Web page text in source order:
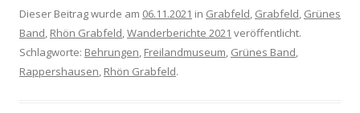
Dieser Beitrag wurde am 06.11.2021 in Grabfeld, Grabfeld, Grünes
Band, Rhön Grabfeld,Wanderberichte 2021 veröffentlicht.
Schlagworte: Behrungen, Freilandmuseum, Grünes Band,
Rappershausen, Rhön Grabfeld.